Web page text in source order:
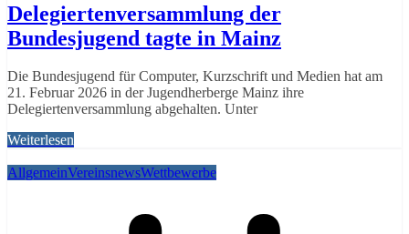
Delegiertenversammlung der
Bundesjugend tagte in Mainz
Die Bundesjugend für Computer, Kurzschrift und Medien hat am
21. Februar 2026 in der Jugendherberge Mainz ihre
Delegiertenversammlung abgehalten. Unter
Weiterlesen
AllgemeinVereinsnewsWettbewerbe